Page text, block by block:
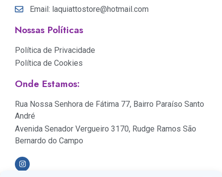
Email: laquiattostore@hotmail.com
Nossas Políticas
Política de Privacidade
Política de Cookies
Onde Estamos:
Rua Nossa Senhora de Fátima 77, Bairro Paraíso Santo
André
Avenida Senador Vergueiro 3170, Rudge Ramos São
Bernardo do Campo